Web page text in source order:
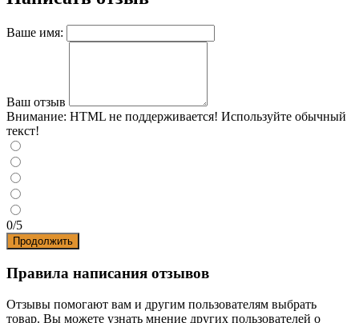
Ваше имя:
Ваш отзыв
Внимание: HTML не поддерживается! Используйте обычный
текст!
0/5
Продолжить
Правила написания отзывов
Отзывы помогают вам и другим пользователям выбрать
товар. Вы можете узнать мнение других пользователей о